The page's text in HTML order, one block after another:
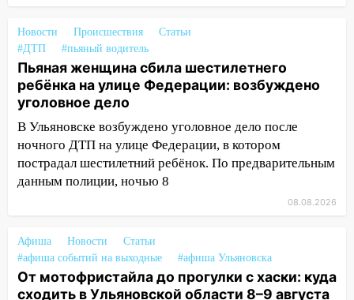
сохранятся 9 августа
13:15
Трижды «брал в долг» без спроса:
житель Вешкаймского района похитил у
знакомого 191 тысячу рублей
13:14 Ураган оторвал светофор на
проспекте Филатова в Ульяновске
13:12 Дерево пробило крышу дома на
Новгородской в Ульяновске и рухнуло
13:10
упало во дворе
13:08 Ураган ударил по Ульяновску:
сорванные крыши, поваленные деревья,
Новости Происшествия
Статьи
#ДТП
#пьяный водитель
Пьяная женщина сбила шестилетнего
ребёнка на улице Федерации: возбуждено
уголовное дело
В Ульяновске возбуждено уголовное дело после
ночного ДТП на улице Федерации, в котором
пострадал шестилетний ребёнок. По предварительным
данным полиции, ночью 8
08.08.2026
Афиша Новости
Статьи
#афиша событий на выходные
#афиша Ульяновска
От мотофристайла до прогулки с хаски: куда
сходить в Ульяновской области 8–9 августа